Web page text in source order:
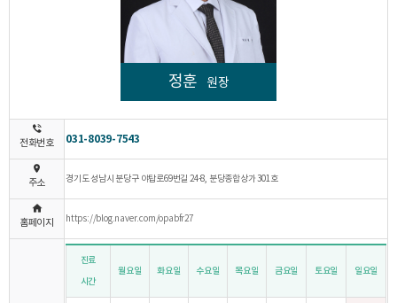
정훈 원장
전화번호 031-8039-7543
주소 경기도 성남시 분당구 야탑로69번길 24-8, 분당종합상가 301호
홈페이지 https://blog.naver.com/opabfr27
진료
시간
월요일 화요일 수요일 목요일 금요일 토요일 일요일